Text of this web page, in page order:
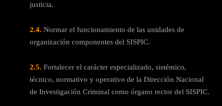
justicia.
2.4. Normar el funcionamiento de las unidades de
organización componentes del SISPIC.
2.5. Fortalecer el carácter especializado, sistémico,
técnico, normativo y operativo de la Dirección Nacional
de Investigación Criminal como órgano rector del SISPIC.